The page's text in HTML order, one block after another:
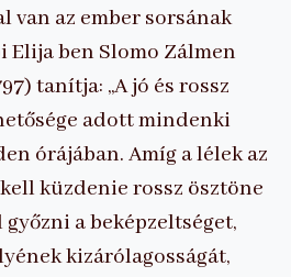
van az ember sorsának
Elija ben Slomo Zálmen
tanítja: „A jó és rossz
adott mindenki
órájában. Amíg a lélek az
küzdenie rossz ösztöne
a beképzeltséget,
kizárólagosságát,